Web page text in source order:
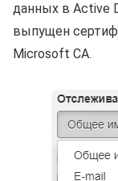
данных в Active
выпущен
Microsoft CA.